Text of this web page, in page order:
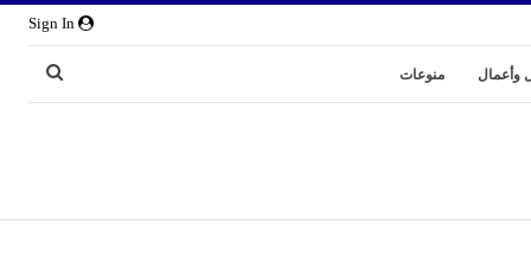
وأعمال منوعات